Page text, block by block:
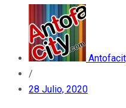
/
28 Julio, 2020